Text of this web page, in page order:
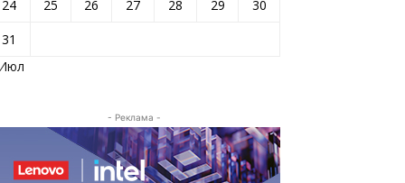
24
25 26 27 28 29
30
31
- Реклама -